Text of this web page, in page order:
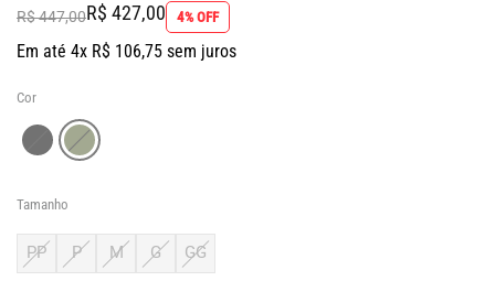
R$ 447,00R$ 427,00 4% OFF
Em até 4x R$ 106,75 sem juros
Cor
Tamanho
PP P M G GG